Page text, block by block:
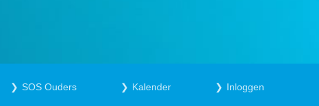
SOS Ouders Kalender Inloggen